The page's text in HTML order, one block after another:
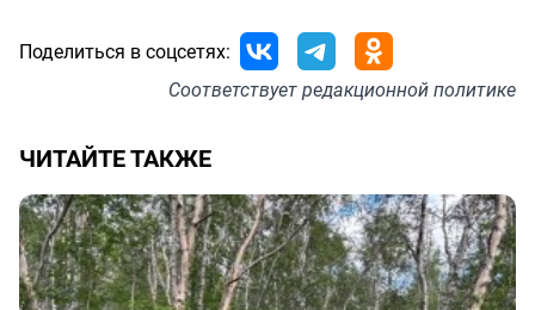
Поделиться в соцсетях:
Соответствуетредакционной политике
ЧИТАЙТЕ ТАКЖЕ